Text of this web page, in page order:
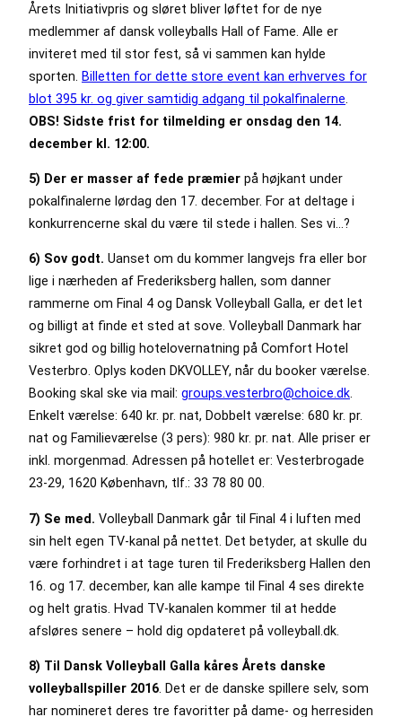
Årets Initiativpris og sløret bliver løftet for de nye
medlemmer af dansk volleyballs Hall of Fame. Alle er
inviteret med til stor fest, så vi sammen kan hylde
sporten.
Billetten for dette store event kan erhverves for
blot 395 kr. og giver samtidig adgang til pokalfinalerne
OBS! Sidste frist for tilmelding er onsdag den 14.
december kl. 12:00.
5) Der er masser af fede præmier på højkant under
pokalfinalerne lørdag den 17. december. For at deltage i
konkurrencerne skal du være til stede i hallen. Ses vi…?
6) Sov godt. Uanset om du kommer langvejs fra eller bor
lige i nærheden af Frederiksberg hallen, som danner
rammerne om Final 4 og Dansk Volleyball Galla, er det let
og billigt at finde et sted at sove. Volleyball Danmark har
sikret god og billig hotelovernatning på Comfort Hotel
Vesterbro. Oplys koden DKVOLLEY, når du booker værelse.
Booking skal ske via mail: groups.vesterbro@choice.dk.
Enkelt værelse: 640 kr. pr. nat, Dobbelt værelse: 680 kr. pr.
nat og Familieværelse (3 pers): 980 kr. pr. nat. Alle priser er
inkl. morgenmad. Adressen på hotellet er: Vesterbrogade
23-29, 1620 København, tlf.: 33 78 80 00.
7) Se med. Volleyball Danmark går til Final 4 i luften med
sin helt egen TV-kanal på nettet. Det betyder, at skulle du
være forhindret i at tage turen til Frederiksberg Hallen den
16. og 17. december, kan alle kampe til Final 4 ses direkte
og helt gratis. Hvad TV-kanalen kommer til at hedde
afsløres senere – hold dig opdateret på volleyball.dk.
8) Til Dansk Volleyball Galla kåres Årets danske
volleyballspiller 2016 . Det er de danske spillere selv, som
har nomineret deres tre favoritter på dame- og herresiden